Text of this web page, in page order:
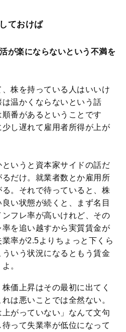
ておけば
が楽にならないという不満を
株を持っている人はいいけ
温かくならないという話
番があるということです
し遅れて雇用者所得が上が
いうと資本家サイドの話だ
だけ。就業者数とか雇用所
。それで待っていると、株
い状態が続くと、まず名目
フレ率が高いけれど、その
を追い越すから実質賃金が
業率が2.5よりちょっと下くら
いう状況になるともう賃金
。
価上昇はその最初に出てく
は悪いことでは全然ない。
がっていない」なんて文句
って失業率が低位になって